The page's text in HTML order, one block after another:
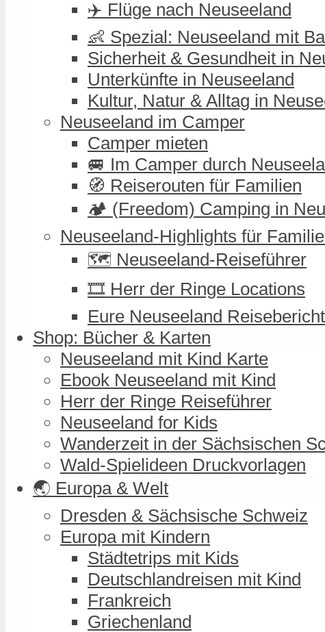
✈️ Flüge nach Neuseeland
👶 Spezial: Neuseeland mit
Sicherheit & Gesundheit in
Unterkünfte in Neuseeland
Kultur, Natur & Alltag in
Neuseeland im Camper
Camper mieten
🚐 Im Camper durch
🧭 Reiserouten für Familien
🏕️ (Freedom) Camping in
Neuseeland-Highlights für
🗺️ Neuseeland-Reiseführer
🎞️ Herr der Ringe Locations
Eure Neuseeland
Shop: Bücher & Karten
Neuseeland mit Kind Karte
Ebook Neuseeland mit Kind
Herr der Ringe Reiseführer
Neuseeland for Kids
Wanderzeit in der Sächsischen
Wald-Spielideen Druckvorlagen
🌏 Europa & Welt
Dresden & Sächsische Schweiz
Europa mit Kindern
Städtetrips mit Kids
Deutschlandreisen mit Kind
Frankreich
Griechenland